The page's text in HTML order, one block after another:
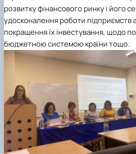
розвитку фінансового ринку і його
удосконалення роботи підприємств
покращення їх інвестування, щодо
бюджетною системою країни тощо.